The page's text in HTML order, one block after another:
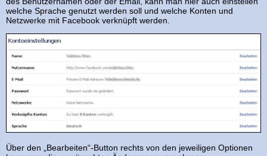
welche Sprache genutzt werden soll und welche Konten und
Netzwerke mit Facebook verknüpft werden.
Über den „Bearbeiten“-Button rechts von den jeweiligen Optionen